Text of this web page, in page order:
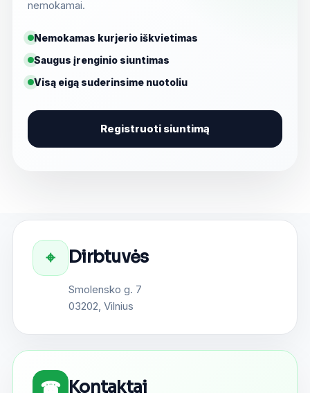
nemokamai.
Nemokamas kurjerio iškvietimas
Saugus įrenginio siuntimas
Visą eigą suderinsime nuotoliu
Registruoti siuntimą
⌖ Dirbtuvės
Smolensko g. 7
03202, Vilnius
☎ Kontaktai